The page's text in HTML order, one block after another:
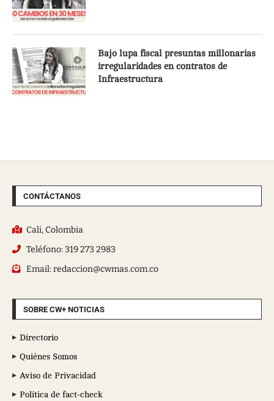
Bajo lupa fiscal presuntas millonarias
irregularidades en contratos de
Infraestructura
CONTÁCTANOS
Cali, Colombia
Teléfono: 319 273 2983
Email: redaccion@cwmas.com.co
SOBRE CW+ NOTICIAS
Directorio
Quiénes Somos
Aviso de Privacidad
Política de fact-check